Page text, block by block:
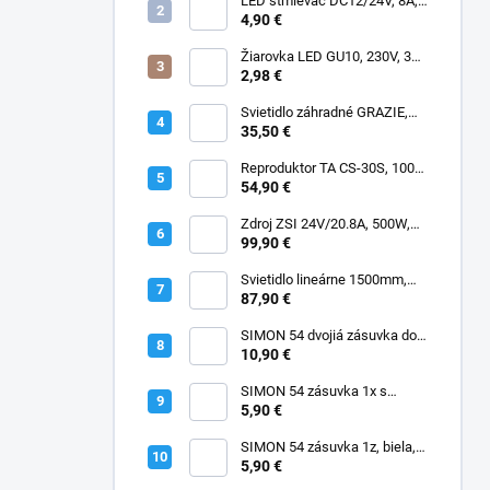
manuálny
4,90 €
Žiarovka LED GU10, 230V, 3W,
SMD2835, 3000K, 220lm, 120°
2,98 €
Svietidlo záhradné GRAZIE,
GU10, IP44
35,50 €
Reproduktor TA CS-30S, 100V,
30W, IP65
54,90 €
Zdroj ZSI 24V/20.8A, 500W,
IP67, Fose, MPF-500-24, PFC,
99,90 €
Svietidlo lineárne 1500mm,
LED 40/55/65/80W, 4000K,
87,90 €
SIMON 54 dvojiá zásuvka do
rámčekov PREMIUM, IP20,
10,90 €
SIMON 54 zásuvka 1x s
uzemnením, IP20, krémová,
DGZ1Z.01/41
5,90 €
SIMON 54 zásuvka 1z, biela,
DGZ1Z.01/11
5,90 €